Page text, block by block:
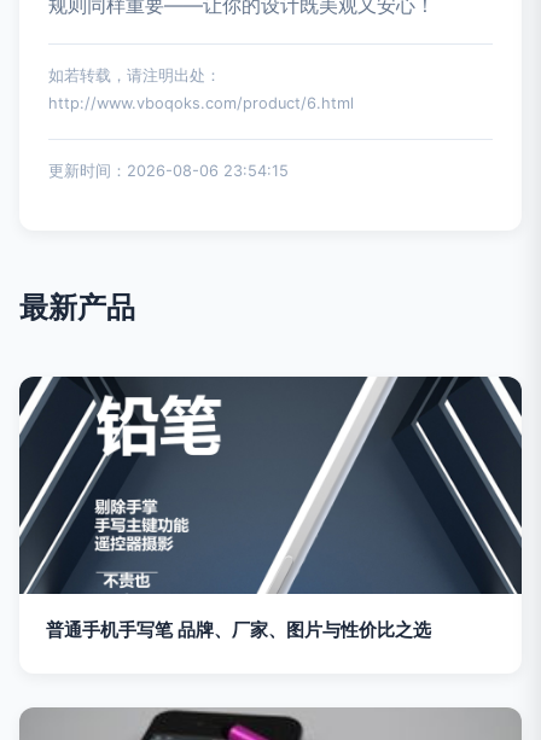
规则同样重要——让你的设计既美观又安心！
如若转载，请注明出处：
http://www.vboqoks.com/product/6.html
更新时间：2026-08-06 23:54:15
最新产品
普通手机手写笔 品牌、厂家、图片与性价比之选